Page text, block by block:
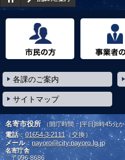
各課のご案内
サイトマップ
名寄市役所 （開庁時間：[平日]8時45分か
電話： 01654-3-2111 （交換）
メール： nayoro@city.nayoro.lg.jp
名寄庁舎
〒096-8686